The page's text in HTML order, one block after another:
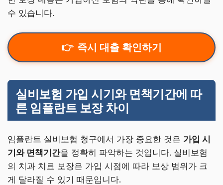
수 있습니다.
즉시 대출 확인하기
실비보험 가입 시기와 면책기간에 따
른 임플란트 보장 차이
임플란트 실비보험 청구에서 가장 중요한 것은 가입 시
기와 면책기간을 정확히 파악하는 것입니다. 실비보험
의 치과 치료 보장은 가입 시점에 따라 보상 범위가 크
게 달라질 수 있기 때문입니다.